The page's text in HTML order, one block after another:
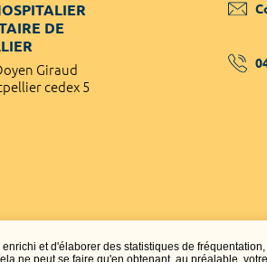
et d'élaborer des statistiques de
ne peut se faire qu'en obtenant, au préalable,
DE
Giraud
cedex 5